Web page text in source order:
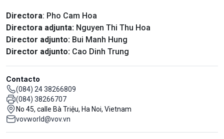
Directora: Pho Cam Hoa
Directora adjunta: Nguyen Thi Thu Hoa
Director adjunto: Bui Manh Hung
Director adjunto: Cao Dinh Trung
Contacto
(084) 24 38266809
(084) 38266707
No 45, calle Bà Triệu, Ha Noi, Vietnam
vovworld@vov.vn